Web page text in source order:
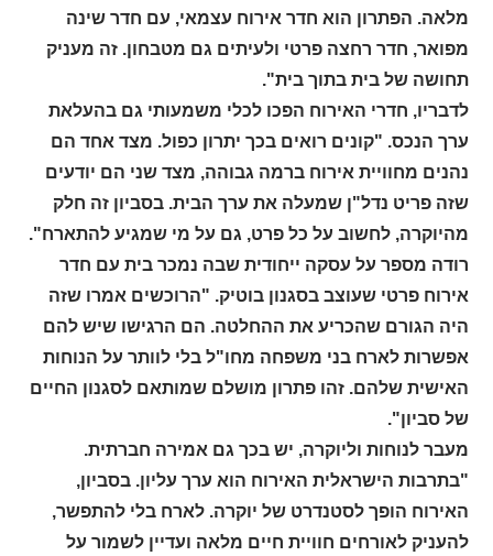
מלאה. הפתרון הוא חדר אירוח עצמאי, עם חדר שינה
מפואר, חדר רחצה פרטי ולעיתים גם מטבחון. זה מעניק
תחושה של בית בתוך בית".
לדבריו, חדרי האירוח הפכו לכלי משמעותי גם בהעלאת
ערך הנכס. "קונים רואים בכך יתרון כפול. מצד אחד הם
נהנים מחוויית אירוח ברמה גבוהה, מצד שני הם יודעים
שזה פריט נדל"ן שמעלה את ערך הבית. בסביון זה חלק
מהיוקרה, לחשוב על כל פרט, גם על מי שמגיע להתארח".
רודה מספר על עסקה ייחודית שבה נמכר בית עם חדר
אירוח פרטי שעוצב בסגנון בוטיק. "הרוכשים אמרו שזה
היה הגורם שהכריע את ההחלטה. הם הרגישו שיש להם
אפשרות לארח בני משפחה מחו"ל בלי לוותר על הנוחות
האישית שלהם. זהו פתרון מושלם שמותאם לסגנון החיים
של סביון".
מעבר לנוחות וליוקרה, יש בכך גם אמירה חברתית.
"בתרבות הישראלית האירוח הוא ערך עליון. בסביון,
האירוח הופך לסטנדרט של יוקרה. לארח בלי להתפשר,
להעניק לאורחים חוויית חיים מלאה ועדיין לשמור על